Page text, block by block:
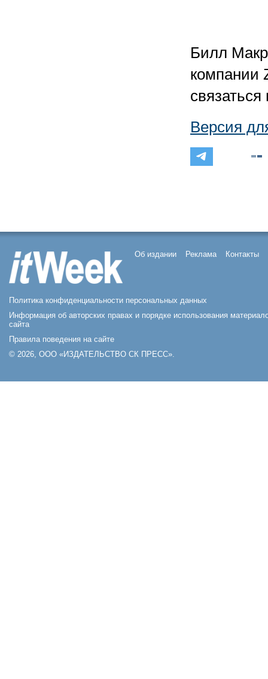
Билл
компании
Версия
Об издании Реклама Контакты
Политика конфиденциальности персональных данных
Информация об авторских правах и порядке использования
сайта
Правила поведения на сайте
© 2026, ООО «ИЗДАТЕЛЬСТВО СК ПРЕСС».